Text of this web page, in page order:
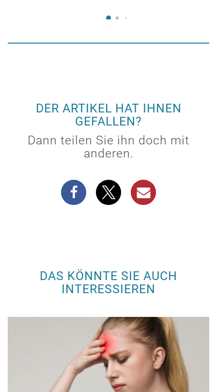
DER ARTIKEL HAT IHNEN
GEFALLEN?
Dann teilen Sie ihn doch mit
anderen.
DAS KÖNNTE SIE AUCH
INTERESSIEREN